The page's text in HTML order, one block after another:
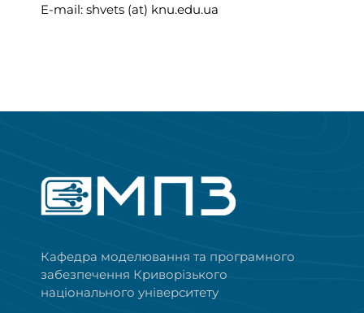
E-mail: shvets (at) knu.edu.ua
Кафедра моделювання та програмного
забезпечення Криворізького
національного університету